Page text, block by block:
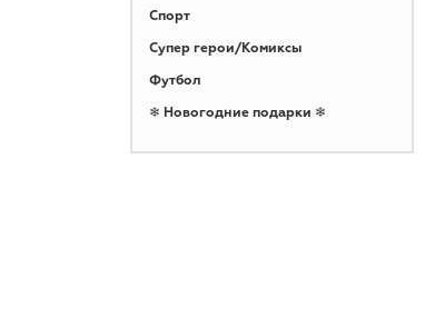
Спорт
Супер герои/Комиксы
Футбол
❄ Новогодние подарки ❄